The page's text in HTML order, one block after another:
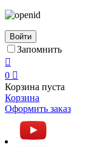
Войти
Запомнить

0 
Корзина пуста
Корзина
Оформить заказ